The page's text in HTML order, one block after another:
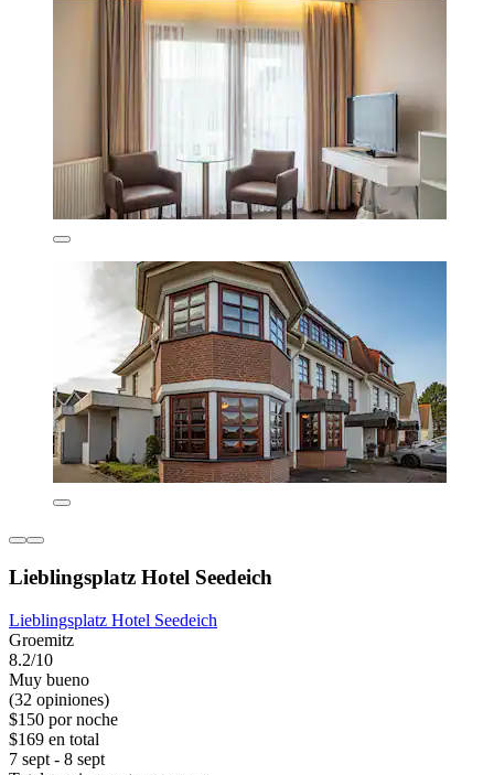
Lieblingsplatz Hotel Seedeich
Lieblingsplatz Hotel Seedeich
Groemitz
8.2/10
Muy bueno
(32 opiniones)
$150 por noche
$169 en total
7 sept - 8 sept